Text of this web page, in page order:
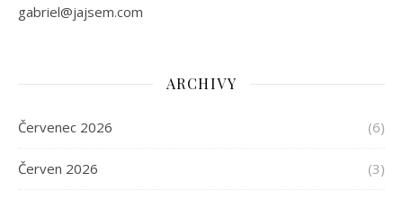
gabriel@jajsem.com
ARCHIVY
Červenec 2026 (6)
Červen 2026 (3)